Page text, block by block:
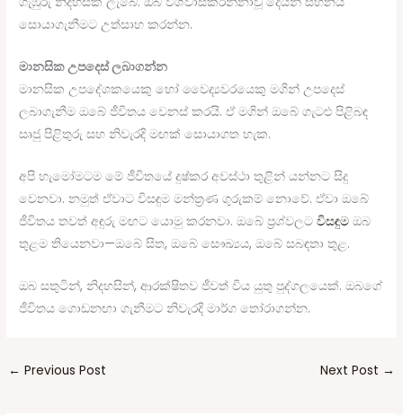
සොයාගැනීමට උත්සාහ කරන්න.
මානසික උපදෙස් ලබාගන්න
මානසික උපදේශකයෙකු හෝ වෛද්‍යවරයෙකු මගින් උපදෙස්
ලබාගැනීම ඔබේ ජීවිතය වෙනස් කරයි. ඒ මගින් ඔබේ ගැටළු පිළිබඳ
සෘජු පිළිතුරු සහ නිවැරදි මඟක් සොයාගත හැක.
අපි හැමෝමටම මේ ජීවිතයේ දුෂ්කර අවස්ථා තුළින් යන්නට සිදු
වෙනවා. නමුත් ඒවාට විසඳුම මන්ත්‍රණ ගුරුකම් නොවේ. ඒවා ඔබේ
ජීවිතය තවත් අඳුරු මඟට යොමු කරනවා. ඔබේ ප්‍රශ්වලටවිසඳුමඔබ
තුළම තියෙනවා—ඔබේ සිත, ඔබේ සෞඛ්‍යය, ඔබේ සබඳතා තුළ.
ඔබ සතුටින්, නිදහසින්, ආරක්ෂිතව ජීවත් විය යුතු පුද්ගලයෙක්. ඔබගේ
ජීවිතය ගොඩනඟා ගැනීමට නිවැරදි මාර්ග තෝරාගන්න.
← Previous Post Next Post →